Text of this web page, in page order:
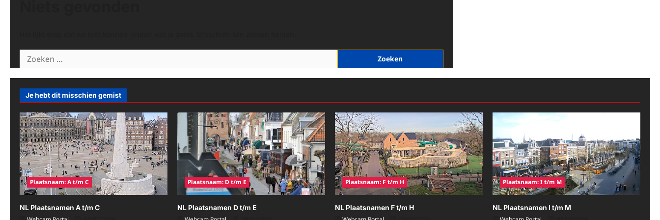
Zoeken
naar:
Je hebt dit misschien gemist
Plaatsnaam: A t/m C
NL Plaatsnamen A t/m C
Plaatsnaam: D t/m E
NL Plaatsnamen D t/m E
Plaatsnaam: F t/m H
NL Plaatsnamen F t/m H
Plaatsnaam: I t/m M
NL Plaatsnamen I t/m M